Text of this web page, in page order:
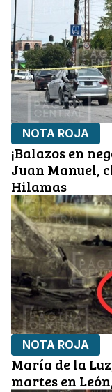
NOTA ROJA
¡Balazos en
Juan Manuel,
Hilamas
NOTA ROJA
María de la
martes en